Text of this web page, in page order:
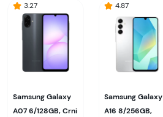
3.27
Samsung Galaxy
A07 6/128GB, Crni
4.87
Samsung Galaxy
A16 8/256GB,